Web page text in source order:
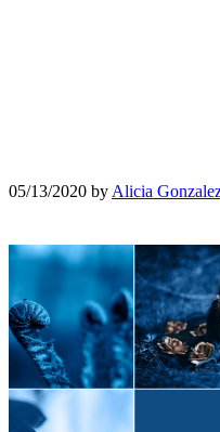
05/13/2020 by Alicia